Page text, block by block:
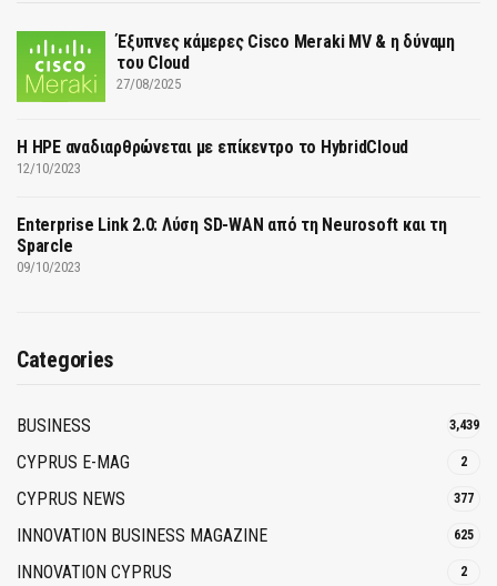
Έξυπνες κάμερες Cisco Meraki MV & η δύναμη
του Cloud
27/08/2025
H HPE αναδιαρθρώνεται με επίκεντρο το HybridCloud
12/10/2023
Enterprise Link 2.0: Λύση SD-WAN από τη Neurosoft και τη
Sparcle
09/10/2023
Categories
BUSINESS 3,439
CYPRUS E-MAG 2
CYPRUS NEWS 377
INNOVATION BUSINESS MAGAZINE 625
INNOVATION CYPRUS 2